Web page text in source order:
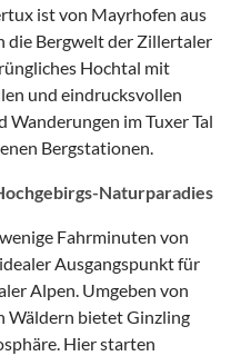
ist von Mayrhofen aus
die Bergwelt der Zillertaler
Hochtal mit
und eindrucksvollen
Wanderungen im Tuxer Tal
Bergstationen.
Naturparadies
Fahrminuten von
Ausgangspunkt für
Alpen. Umgeben von
Wäldern bietet Ginzling
Hier starten